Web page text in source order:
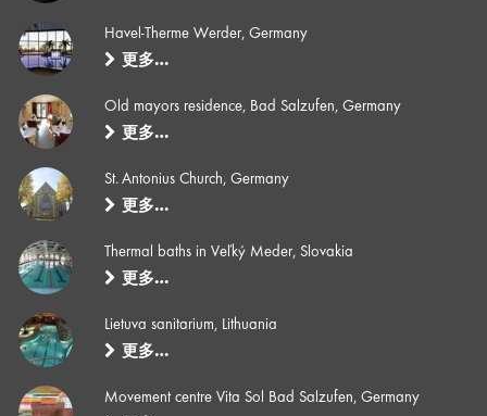
Havel-Therme Werder, Germany
更多…
Old mayors residence, Bad Salzufen, Germany
更多…
St. Antonius Church, Germany
更多…
Thermal baths in Veľký Meder, Slovakia
更多…
Lietuva sanitarium, Lithuania
更多…
Movement centre Vita Sol Bad Salzufen, Germany